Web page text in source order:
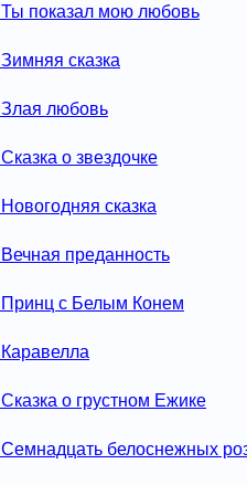
Ты показал мою любовь
Зимняя сказка
Злая любовь
Сказка о звездочке
Новогодняя сказка
Вечная преданность
Принц с Белым Конем
Каравелла
Сказка о грустном Ежике
Семнадцать белоснежных